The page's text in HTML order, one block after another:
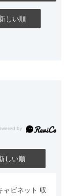
タイルが理想
には離してスツ
しい順
しい順
ャビネット 収